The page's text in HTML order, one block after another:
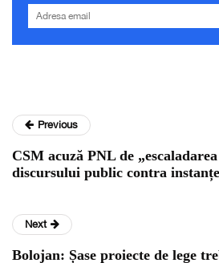
Previous
CSM acuză PNL de
discursului public contra
Next
Bolojan: Șase proiecte de lege